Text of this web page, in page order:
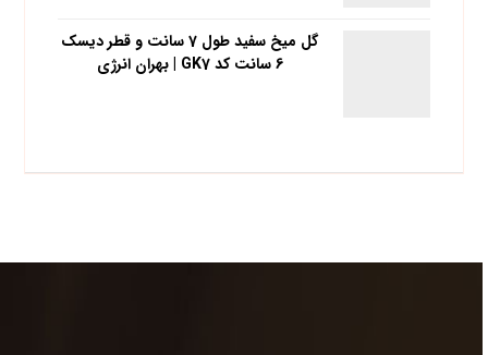
گل میخ سفید طول 7 سانت و قطر دیسک
6 سانت کد GK7 | بهران انرژی